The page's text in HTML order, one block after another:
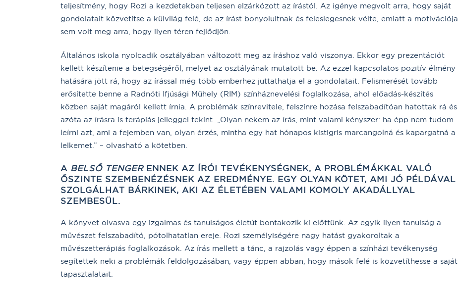
teljesítmény, hogy Rozi a kezdetekben teljesen elzárkózott az írástól. Az igénye megvolt arra, hogy saját
gondolatait közvetítse a külvilág felé, de az írást bonyolultnak és feleslegesnek vélte, emiatt a motivációja
sem volt meg arra, hogy ilyen téren fejlődjön.
Általános iskola nyolcadik osztályában változott meg az íráshoz való viszonya. Ekkor egy prezentációt
kellett készítenie a betegségéről, melyet az osztályának mutatott be. Az ezzel kapcsolatos pozitív élmény
hatására jött rá, hogy az írással még több emberhez juttathatja el a gondolatait. Felismerését tovább
erősítette benne a Radnóti Ifjúsági Műhely (RIM) színháznevelési foglalkozása, ahol előadás-készítés
közben saját magáról kellett írnia. A problémák színrevitele, felszínre hozása felszabadítóan hatottak rá és
azóta az írásra is terápiás jelleggel tekint. „Olyan nekem az írás, mint valami kényszer: ha épp nem tudom
leírni azt, ami a fejemben van, olyan érzés, mintha egy hat hónapos kistigris marcangolná és kapargatná a
lelkemet.” – olvasható a kötetben.
A BELSŐ TENGERENNEK AZ ÍRÓI TEVÉKENYSÉGNEK, A PROBLÉMÁKKAL VALÓ
ŐSZINTE SZEMBENÉZÉSNEK AZ EREDMÉNYE. EGY OLYAN KÖTET, AMI JÓ PÉLDÁVAL
SZOLGÁLHAT BÁRKINEK, AKI AZ ÉLETÉBEN VALAMI KOMOLY AKADÁLLYAL
SZEMBESÜL.
A könyvet olvasva egy izgalmas és tanulságos életút bontakozik ki előttünk. Az egyik ilyen tanulság a
művészet felszabadító, pótolhatatlan ereje. Rozi személyiségére nagy hatást gyakoroltak a
művészetterápiás foglalkozások. Az írás mellett a tánc, a rajzolás vagy éppen a színházi tevékenység
segítettek neki a problémák feldolgozásában, vagy éppen abban, hogy mások felé is közvetíthesse a saját
tapasztalatait.